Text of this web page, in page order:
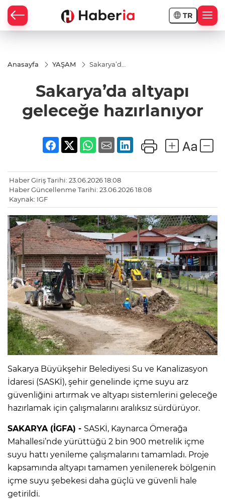
TR
Anasayfa YAŞAM
Sakarya’da
hazırlanıyor
Sakarya’da altyapı
geleceğe hazırlanıyor
Haber Giriş Tarihi: 23.06.2026 18:08
Haber Güncellenme Tarihi: 23.06.2026 18:08
Kaynak: IGF
Sakarya Büyükşehir Belediyesi Su ve Kanalizasyon
İdaresi (SASKİ), şehir genelinde içme suyu arz
güvenliğini artırmak ve altyapı sistemlerini geleceğe
hazırlamak için çalışmalarını aralıksız sürdürüyor.
SAKARYA (İGFA) - SASKİ, Kaynarca Ömerağa
Mahallesi’nde yürüttüğü 2 bin 900 metrelik içme
suyu hattı yenileme çalışmalarını tamamladı. Proje
kapsamında altyapı tamamen yenilenerek bölgenin
içme suyu şebekesi daha güçlü ve güvenli hale
getirildi.